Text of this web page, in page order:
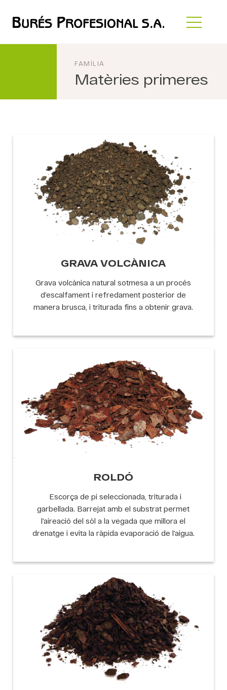
FAMÍLIA
Matèries primeres
GRAVA VOLCÀNICA
Grava volcànica natural sotmesa a un procés
d’escalfament i refredament posterior de
manera brusca, i triturada fins a obtenir grava.
ROLDÓ
Escorça de pi seleccionada, triturada i
garbellada. Barrejat amb el substrat permet
l’aireació del sòl a la vegada que millora el
drenatge i evita la ràpida evaporació de l’aigua.